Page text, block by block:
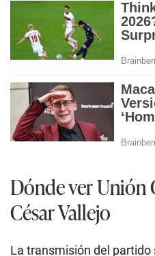
Dónde ver Unión
César Vallejo
La transmisión del partido